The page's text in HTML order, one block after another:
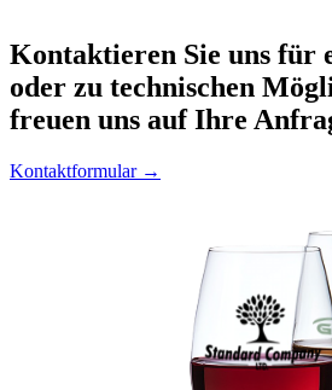
Kontaktieren Sie uns für
oder zu technischen
freuen uns auf Ihre
Kontaktformular →